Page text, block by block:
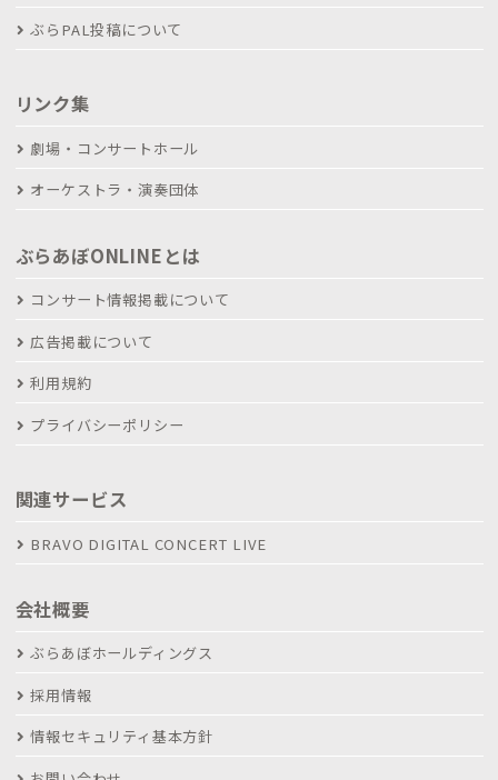
ぶらPAL投稿について
リンク集
劇場・コンサートホール
オーケストラ・演奏団体
ぶらあぼONLINEとは
コンサート情報掲載について
広告掲載について
利用規約
プライバシーポリシー
関連サービス
BRAVO DIGITAL CONCERT LIVE
会社概要
ぶらあぼホールディングス
採用情報
情報セキュリティ基本方針